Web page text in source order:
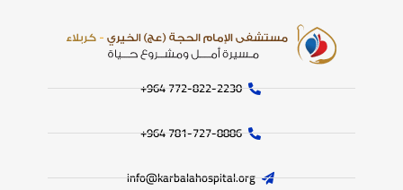
772-822-2230‏ 964+
781-727-8886 964+
info@karbalahospital.org